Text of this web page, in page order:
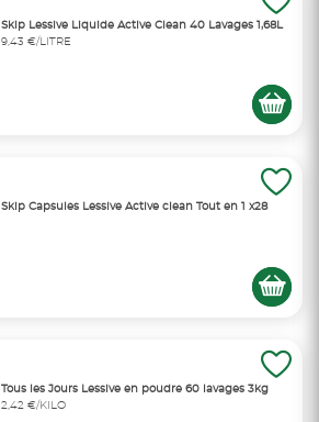
Skip Lessive Liquide Active Clean 40 Lavages 1,68L
9,43 €/LITRE
Skip Capsules Lessive Active clean Tout en 1 x28
Tous les Jours Lessive en poudre 60 lavages 3kg
2,42 €/KILO